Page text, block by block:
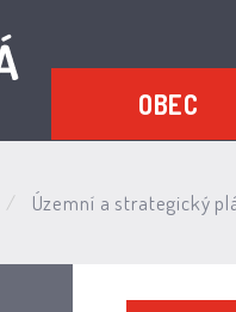
OBEC
Územní a strategický